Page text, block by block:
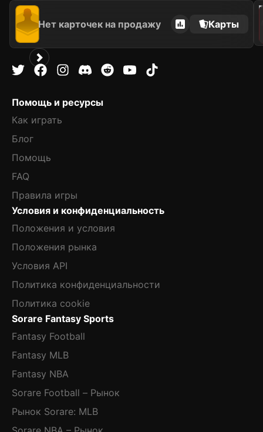
Нет карточек на продажу Карты
2022
Помощь и ресурсы
Как играть
Блог
Помощь
FAQ
Правила игры
Условия и конфиденциальность
Положения и условия
Положения рынка
Условия API
Политика конфиденциальности
Политика cookie
Sorare Fantasy Sports
Fantasy Football
Fantasy MLB
Fantasy NBA
Sorare Football – Рынок
Рынок Sorare: MLB